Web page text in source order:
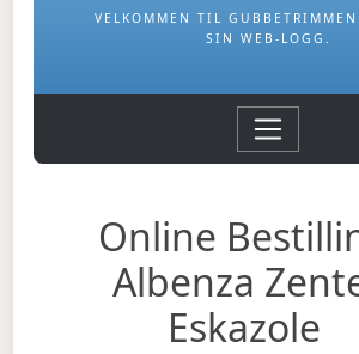
VELKOMMEN TIL
SIN WEB-LOGG.
Online
Albenza
Eskazole